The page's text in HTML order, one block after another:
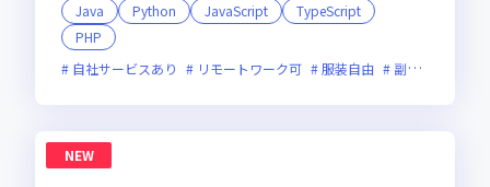
Java
Python JavaScript
TypeScript
PHP
自社サービスあり
リモートワーク可 服装自由 副業可
NEW